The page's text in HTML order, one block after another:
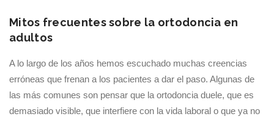
Mitos frecuentes sobre la ortodoncia en
adultos
A lo largo de los años hemos escuchado muchas creencias
erróneas que frenan a los pacientes a dar el paso. Algunas de
las más comunes son pensar que la ortodoncia duele, que es
demasiado visible, que interfiere con la vida laboral o que ya no